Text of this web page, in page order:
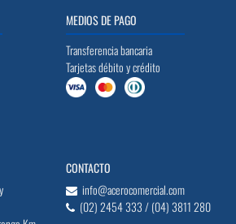
MEDIOS DE PAGO
Transferencia bancaria
Tarjetas débito y crédito
CONTACTO
info@acerocomercial.com
(02) 2454 333 / (04) 3811 280